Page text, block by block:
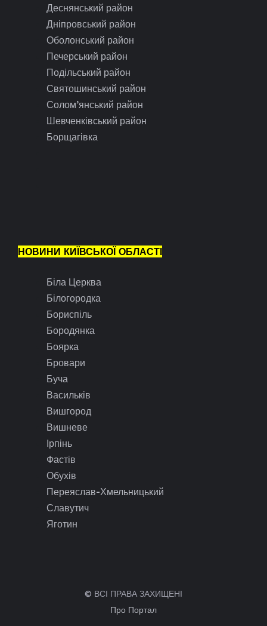
Деснянський район
Дніпровський район
Оболонський район
Печерський район
Подільський район
Святошинський район
Солом’янський район
Шевченківський район
Борщагівка
НОВИНИ КИЇВСЬКОЇ ОБЛАСТІ
Біла Церква
Білогородка
Бориспіль
Бородянка
Боярка
Бровари
Буча
Васильків
Вишгород
Вишневе
Ірпінь
Фастів
Обухів
Переяслав-Хмельницький
Славутич
Яготин
© ВСІ ПРАВА ЗАХИЩЕНІ
Про Портал